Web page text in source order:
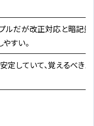
ルだが改正対応と暗記
すい。
定していて、覚えるべき